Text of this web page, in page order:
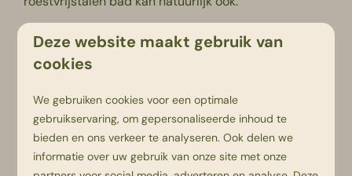
Als je op onze
kindercamping
of in 1 van onze
accommodaties verblijft heb je tijdens het verblijf
elke dag vrij toegang tot dit giga gave zwembad in
Overijssel.
Prijs:
Kinderen tot 2 jaar: gratis
Kinderen vanaf 2 jaar: €6,00
Deze website maakt gebruik van
cookies
We gebruiken cookies voor een optimale
gebruikservaring, om gepersonaliseerde inhoud te
bieden en ons verkeer te analyseren. Ook delen we
informatie over uw gebruik van onze site met onze